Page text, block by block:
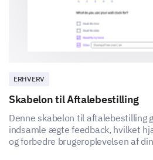
ERHVERV
Skabelon til Aftalebestilling
Denne skabelon til aftalebestilling
indsamle ægte feedback, hvilket
og forbedre brugeroplevelsen af din